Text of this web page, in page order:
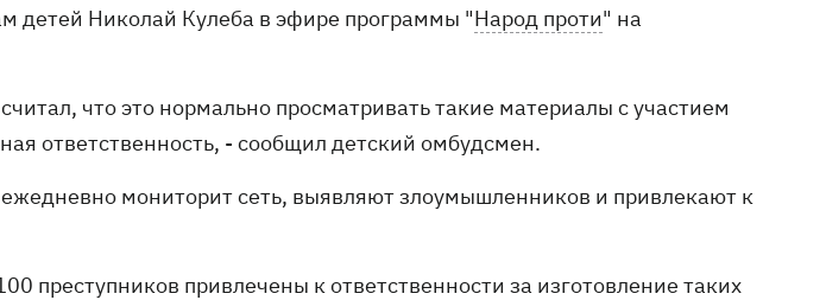
детей Николай Кулеба в эфире программы "Народ проти" на
что это нормально просматривать такие материалы с участием
ответственность, - сообщил детский омбудсмен.
мониторит сеть, выявляют злоумышленников и привлекают к
преступников привлечены к ответственности за изготовление таких